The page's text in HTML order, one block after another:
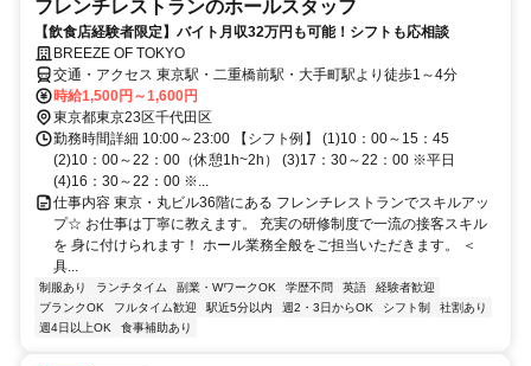
フレンチレストランのホールスタッフ
【飲食店経験者限定】バイト月収32万円も可能！シフトも応相談
BREEZE OF TOKYO
交通・アクセス 東京駅・二重橋前駅・大手町駅より徒歩1～4分
時給1,500円～1,600円
東京都東京23区千代田区
勤務時間詳細 10:00～23:00 【シフト例】 (1)10：00～15：45
(2)10：00～22：00（休憩1h~2h） (3)17：30～22：00 ※平日
(4)16：30～22：00 ※...
仕事内容 東京・丸ビル36階にある フレンチレストランでスキルアッ
プ☆ お仕事は丁寧に教えます。 充実の研修制度で一流の接客スキル
を 身に付けられます！ ホール業務全般をご担当いただきます。 ＜
具...
制服あり ランチタイム 副業・WワークOK 学歴不問 英語
経験者歓迎
ブランクOK
フルタイム歓迎 駅近5分以内 週2・3日からOK シフト制
社割あり
週4日以上OK
食事補助あり